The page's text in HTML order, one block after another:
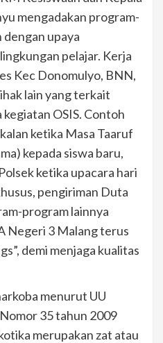
mengadakan program-
upaya
pelajar. Kerja
Kec Donomulyo, BNN,
lain yang terkait
OSIS. Contoh
ketika Masa Taaruf
kepada siswa baru,
ketika upacara hari
pengiriman Duta
program lainnya
Negeri 3 Malang terus
demi menjaga kualitas
menurut UU
35 tahun 2009
merupakan zat atau